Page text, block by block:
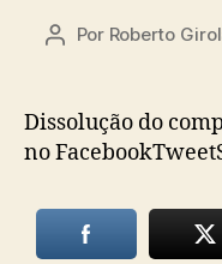
Autor
Por Roberto
Dissolução do
no